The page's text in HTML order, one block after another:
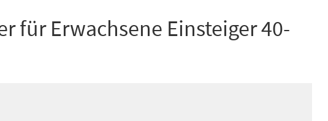
für Erwachsene Einsteiger 40-